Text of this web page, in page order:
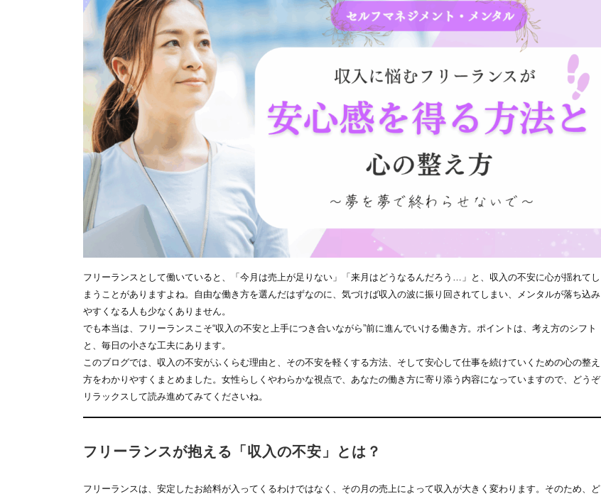
フリーランスとして働いていると、「今月は売上が足りない」「来月はどうなるんだろう…」と、収入の不安に心が揺れてし
まうことがありますよね。自由な働き方を選んだはずなのに、気づけば収入の波に振り回されてしまい、メンタルが落ち込み
やすくなる人も少なくありません。
でも本当は、フリーランスこそ“収入の不安と上手につき合いながら”前に進んでいける働き方。ポイントは、考え方のシフト
と、毎日の小さな工夫にあります。
このブログでは、収入の不安がふくらむ理由と、その不安を軽くする方法、そして安心して仕事を続けていくための心の整え
方をわかりやすくまとめました。女性らしくやわらかな視点で、あなたの働き方に寄り添う内容になっていますので、どうぞ
リラックスして読み進めてみてくださいね。
フリーランスが抱える「収入の不安」とは？
フリーランスは、安定したお給料が入ってくるわけではなく、その月の売上によって収入が大きく変わります。そのため、ど